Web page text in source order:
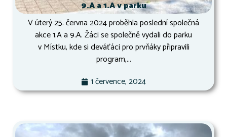
9.A a 1.A v parku
V úterý 25. června 2024 proběhla poslední společná
akce 1.A a 9.A. Žáci se společně vydali do parku
v Místku, kde si deváťáci pro prvňáky připravili
program,...
1 července, 2024